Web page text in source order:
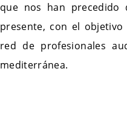
que nos han precedido
presente, con el
red de profesionales
mediterránea.